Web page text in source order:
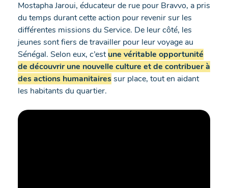
Mostapha Jaroui, éducateur de rue pour Bravvo, a pris
du temps durant cette action pour revenir sur les
différentes missions du Service. De leur côté, les
jeunes sont fiers de travailler pour leur voyage au
Sénégal. Selon eux, c’estune véritable opportunité
de découvrir une nouvelle culture et de contribuer à
des actions humanitairessur place, tout en aidant
les habitants du quartier.